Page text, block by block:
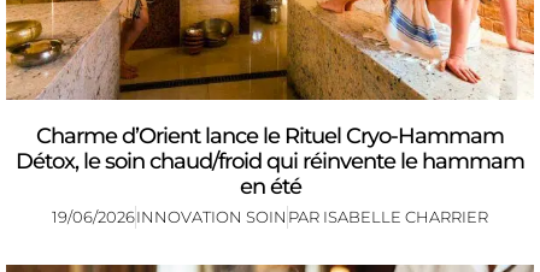
Charme d’Orient lance le Rituel Cryo-Hammam
Détox, le soin chaud/froid qui réinvente le hammam
en été
19/06/2026INNOVATION SOIN PAR ISABELLE CHARRIER